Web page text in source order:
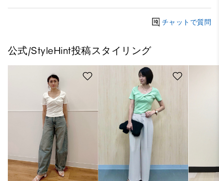
チャットで質問
公式/StyleHint投稿スタイリング